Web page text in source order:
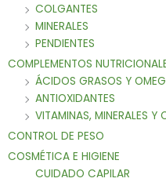
COLGANTES
MINERALES
PENDIENTES
COMPLEMENTOS
ÁCIDOS GRASOS Y
ANTIOXIDANTES
VITAMINAS, MINERALES Y
CONTROL DE PESO
COSMÉTICA E HIGIENE
CUIDADO CAPILAR